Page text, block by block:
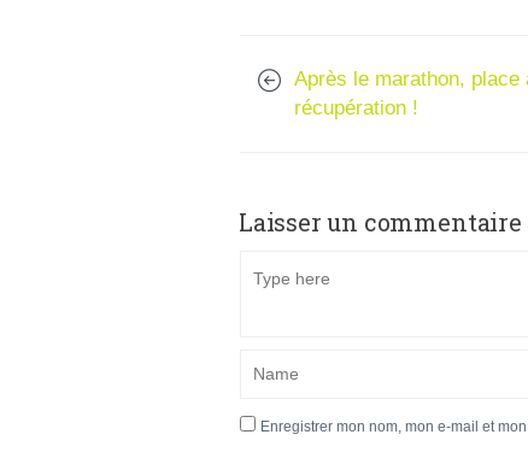
Après le marathon, place
récupération !
Laisser un commentaire
Enregistrer mon nom, mon e-mail et